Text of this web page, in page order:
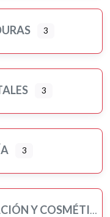
3
3
3
Y COSMÉTICA